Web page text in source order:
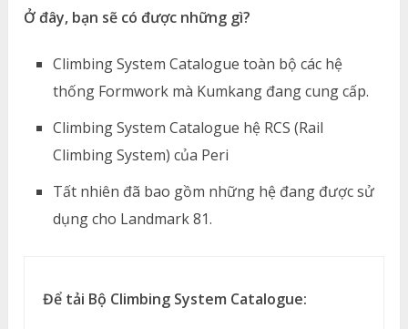
Ở đây, bạn sẽ có được những gì?
Climbing System Catalogue toàn bộ các hệ
thống Formwork mà Kumkang đang cung cấp.
Climbing System Catalogue hệ RCS (Rail
Climbing System) của Peri
Tất nhiên đã bao gồm những hệ đang được sử
dụng cho Landmark 81.
Để tải Bộ Climbing System Catalogue: